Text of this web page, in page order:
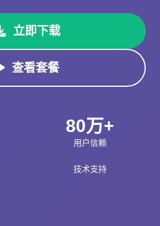
立即下载
查看套餐
80万+
用户信赖
技术支持